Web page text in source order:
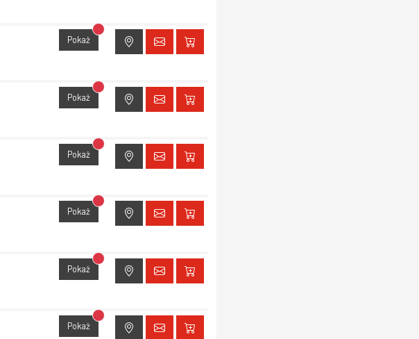
Pokaż Brak dostępu do lokalizacji
Pokaż Brak dostępu do lokalizacji
Pokaż Brak dostępu do lokalizacji
Pokaż Brak dostępu do lokalizacji
Pokaż Brak dostępu do lokalizacji
Pokaż Brak dostępu do lokalizacji